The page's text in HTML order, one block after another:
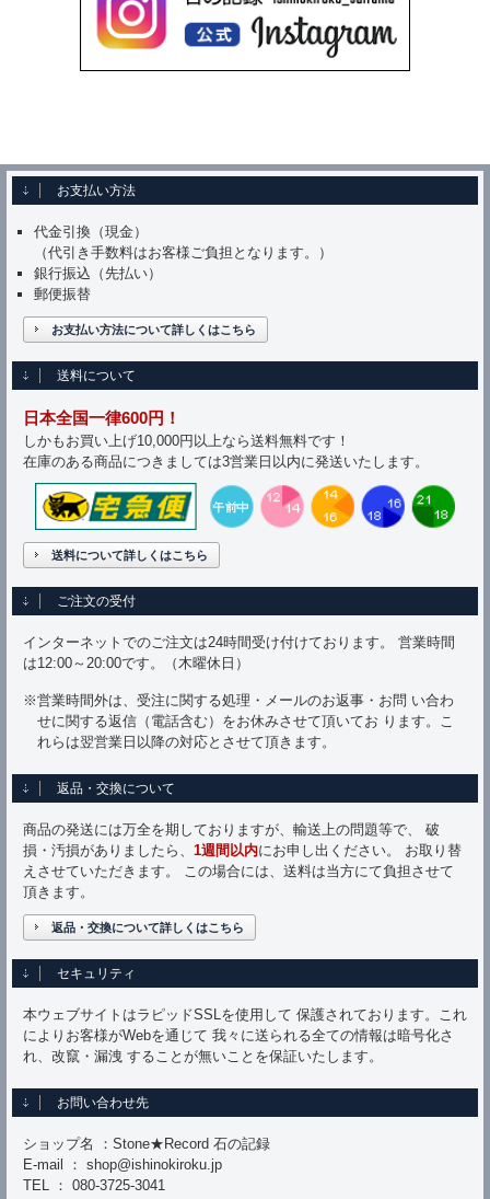
お支払い方法
代金引換（現金）
（代引き手数料はお客様ご負担となります。）
銀行振込（先払い）
郵便振替
お支払い方法について詳しくはこちら
送料について
日本全国一律600円！
しかもお買い上げ10,000円以上なら送料無料です！
在庫のある商品につきましては3営業日以内に発送いたします。
送料について詳しくはこちら
ご注文の受付
インターネットでのご注文は24時間受け付けております。 営業時間
は12:00～20:00です。（木曜休日）
※営業時間外は、受注に関する処理・メールのお返事・お問 い合わ
せに関する返信（電話含む）をお休みさせて頂いてお ります。こ
れらは翌営業日以降の対応とさせて頂きます。
返品・交換について
商品の発送には万全を期しておりますが、輸送上の問題等で、 破
損・汚損がありましたら、 1週間以内にお申し出ください。 お取り替
えさせていただきます。 この場合には、送料は当方にて負担させて
頂きます。
返品・交換について詳しくはこちら
セキュリティ
本ウェブサイトはラピッドSSLを使用して 保護されております。これ
によりお客様がWebを通じて 我々に送られる全ての情報は暗号化さ
れ、改竄・漏洩 することが無いことを保証いたします。
お問い合わせ先
ショップ名 ：Stone★Record 石の記録
E-mail ： shop@ishinokiroku.jp
TEL ： 080-3725-3041